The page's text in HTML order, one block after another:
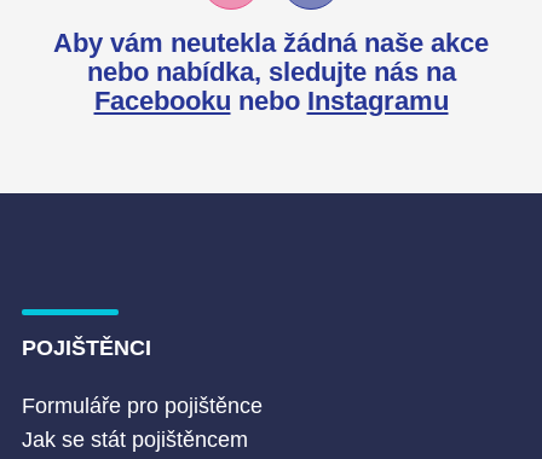
Aby vám neutekla žádná naše akce
nebo nabídka, sledujte nás na
Facebooku nebo Instagramu
POJIŠTĚNCI
Formuláře pro pojištěnce
Jak se stát pojištěncem